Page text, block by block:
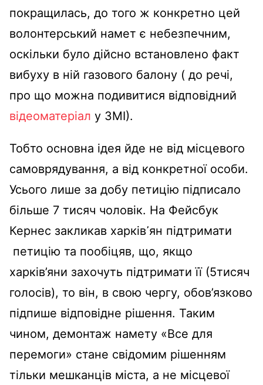
покращилась, до того ж конкретно цей
волонтерський намет є небезпечним,
оскільки було дійсно встановлено факт
вибуху в ній газового балону ( до речі,
про що можна подивитися відповідний
відеоматеріал у ЗМІ).
Тобто основна ідея йде не від місцевого
самоврядування, а від конкретної особи.
Усього лише за добу петицію підписало
більше 7 тисяч чоловік. На Фейсбук
Кернес закликав харків᾿ян підтримати
петицію та пообіцяв, що, якщо
харків’яни захочуть підтримати її (5тисяч
голосів), то він, в свою чергу, обов’язково
підпише відповідне рішення. Таким
чином, демонтаж намету «Все для
перемоги» стане свідомим рішенням
тільки мешканців міста, а не місцевої